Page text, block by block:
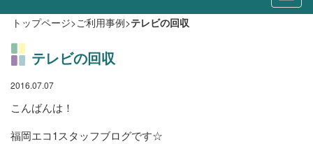
トップページ>ご利用事例>テレビの回収
テレビの回収
2016.07.07
こんばんは！
福岡エコ1スタッフブログです☆